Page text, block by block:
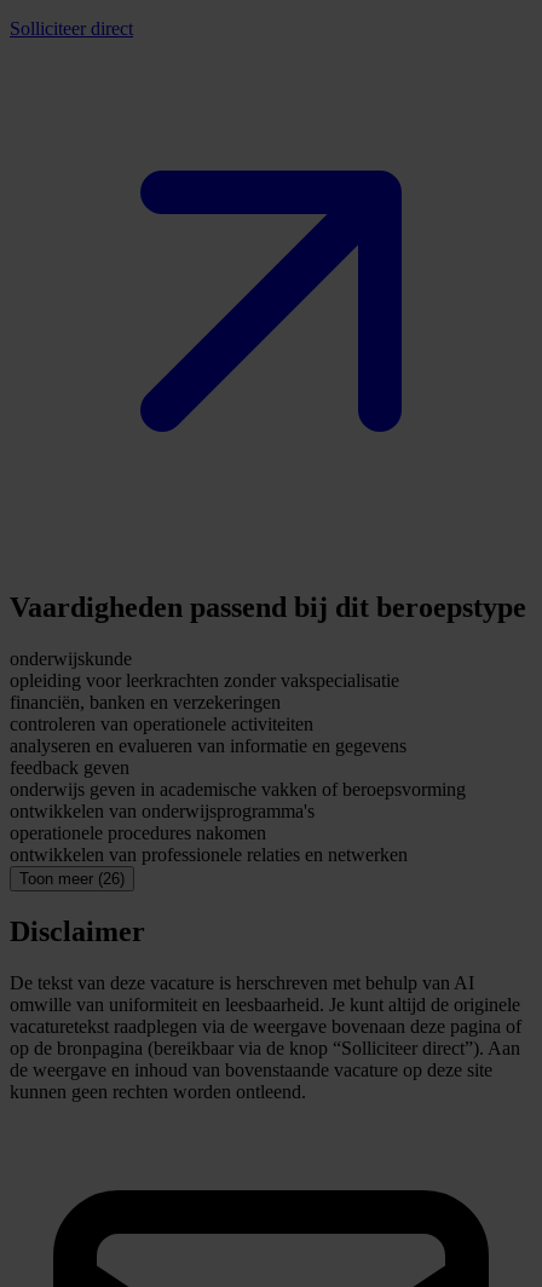
Solliciteer direct
Vaardigheden passend bij dit beroepstype
onderwijskunde
opleiding voor leerkrachten zonder vakspecialisatie
financiën, banken en verzekeringen
controleren van operationele activiteiten
analyseren en evalueren van informatie en gegevens
feedback geven
onderwijs geven in academische vakken of beroepsvorming
ontwikkelen van onderwijsprogramma's
operationele procedures nakomen
ontwikkelen van professionele relaties en netwerken
Toon meer (26)
Disclaimer
De tekst van deze vacature is herschreven met behulp van AI
omwille van uniformiteit en leesbaarheid. Je kunt altijd de originele
vacaturetekst raadplegen via de weergave bovenaan deze pagina of
op de bronpagina (bereikbaar via de knop “Solliciteer direct”). Aan
de weergave en inhoud van bovenstaande vacature op deze site
kunnen geen rechten worden ontleend.